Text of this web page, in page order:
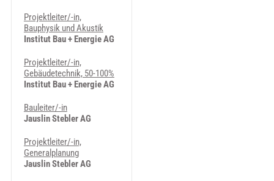
Projektleiter/-in,
Bauphysik und Akustik
Institut Bau + Energie AG
Projektleiter/-in,
Gebäudetechnik, 50-100%
Institut Bau + Energie AG
Bauleiter/-in
Jauslin Stebler AG
Projektleiter/-in,
Generalplanung
Jauslin Stebler AG